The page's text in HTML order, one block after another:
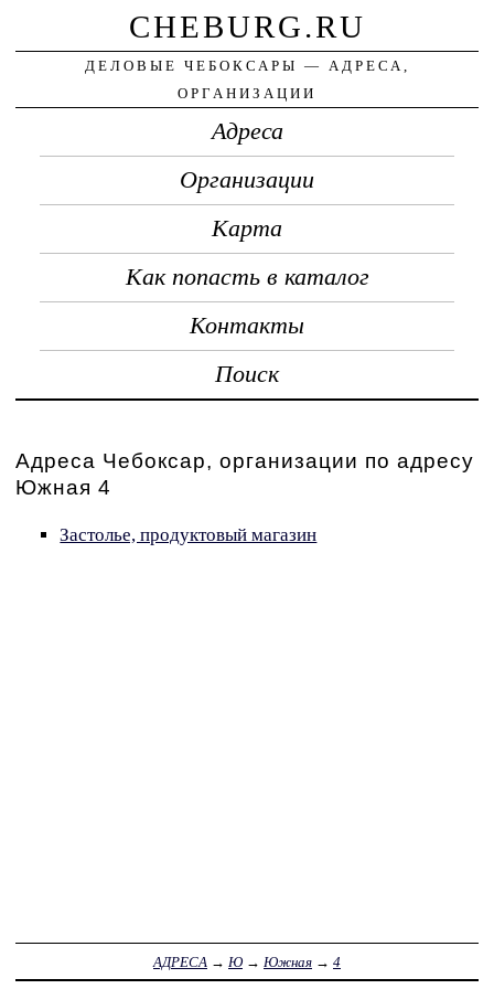
CHEBURG.RU
ДЕЛОВЫЕ ЧЕБОКСАРЫ — АДРЕСА,
ОРГАНИЗАЦИИ
Адреса
Организации
Карта
Как попасть в каталог
Контакты
Поиск
Адреса Чебоксар, организации по адресу
Южная 4
Застолье, продуктовый магазин
АДРЕСА → Ю → Южная → 4